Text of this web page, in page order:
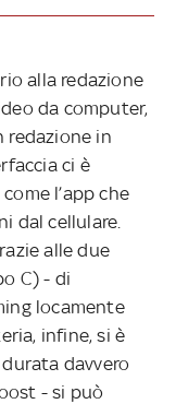
alla redazione
da computer,
redazione in
ci è
l’app che
dal cellulare.
alle due
C) - di
locamente
infine, si è
davvero
- si può